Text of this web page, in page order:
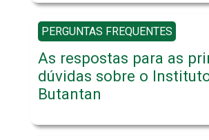
PERGUNTAS FREQUENTES
As respostas para as
dúvidas sobre o
Butantan